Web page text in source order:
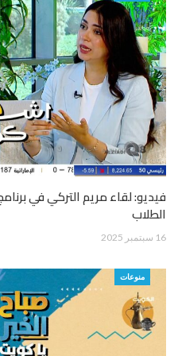
فيديو: لقاء مريم التركي في
الطلاب
16 سبتمبر 2025
منوعات